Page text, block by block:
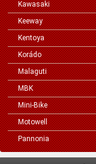
Kawasaki
Keeway
Kentoya
Korádo
Malaguti
MBK
Mini-Bike
Motowell
Pannonia